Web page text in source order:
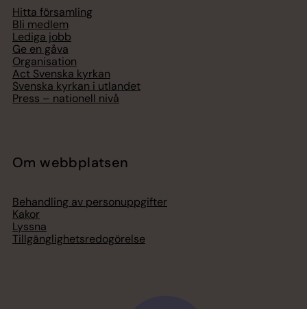
Hitta församling
Bli medlem
Lediga jobb
Ge en gåva
Organisation
Act Svenska kyrkan
Svenska kyrkan i utlandet
Press – nationell nivå
Om webbplatsen
Behandling av personuppgifter
Kakor
Lyssna
Tillgänglighetsredogörelse